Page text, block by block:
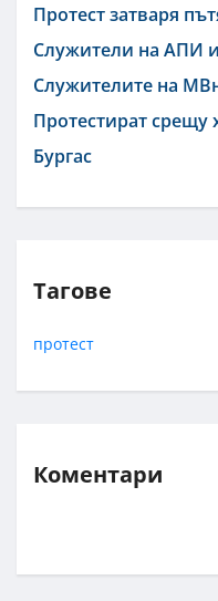
Протест затваря
Служители на АПИ
Служителите на
Протестират срещу
Бургас
Тагове
протест
Коментари